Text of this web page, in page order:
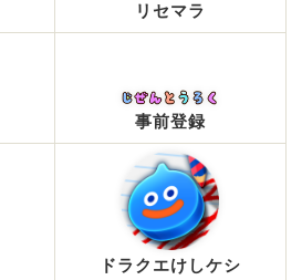
リセマラ
事前登録
ドラクエけしケシ